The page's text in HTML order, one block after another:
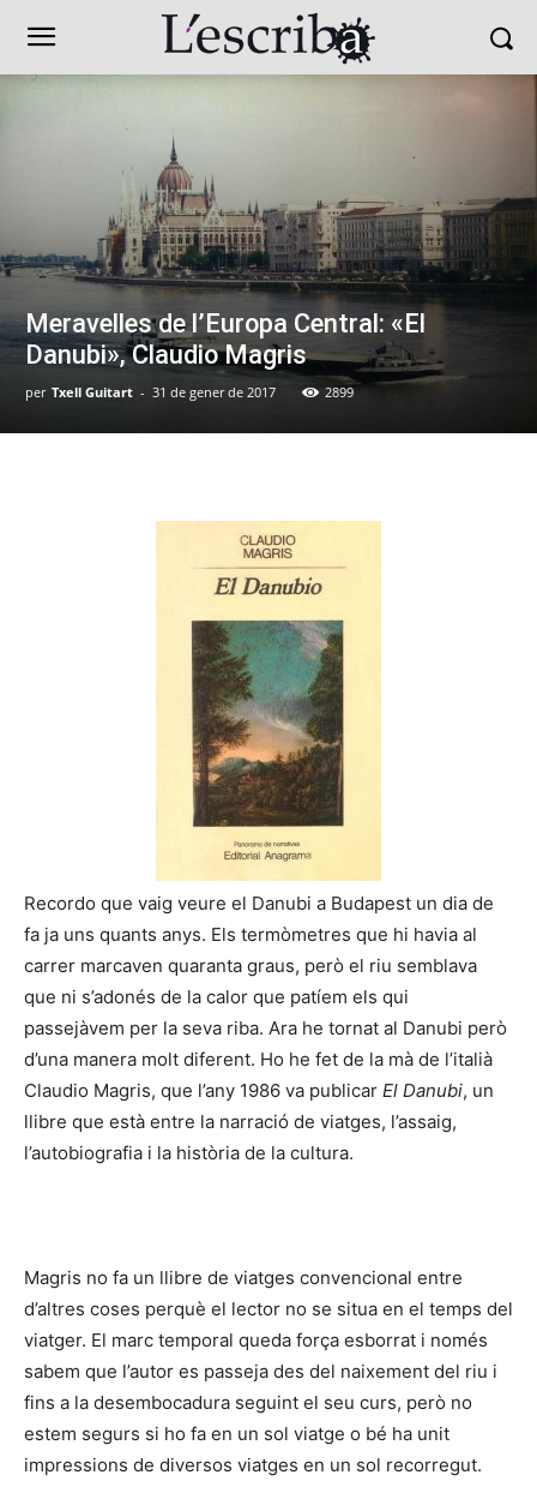
Meravelles de l’Europa Central: «El
Danubi», Claudio Magris
per Txell Guitart - 31 de gener de 2017 2899
Recordo que vaig veure el Danubi a Budapest un dia de
fa ja uns quants anys. Els termòmetres que hi havia al
carrer marcaven quaranta graus, però el riu semblava
que ni s’adonés de la calor que patíem els qui
passejàvem per la seva riba. Ara he tornat al Danubi però
d’una manera molt diferent. Ho he fet de la mà de l’italià
Claudio Magris, que l’any 1986 va publicar El Danubi, un
llibre que està entre la narració de viatges, l’assaig,
l’autobiografia i la història de la cultura.
Magris no fa un llibre de viatges convencional entre
d’altres coses perquè el lector no se situa en el temps del
viatger. El marc temporal queda força esborrat i només
sabem que l’autor es passeja des del naixement del riu i
fins a la desembocadura seguint el seu curs, però no
estem segurs si ho fa en un sol viatge o bé ha unit
impressions de diversos viatges en un sol recorregut.